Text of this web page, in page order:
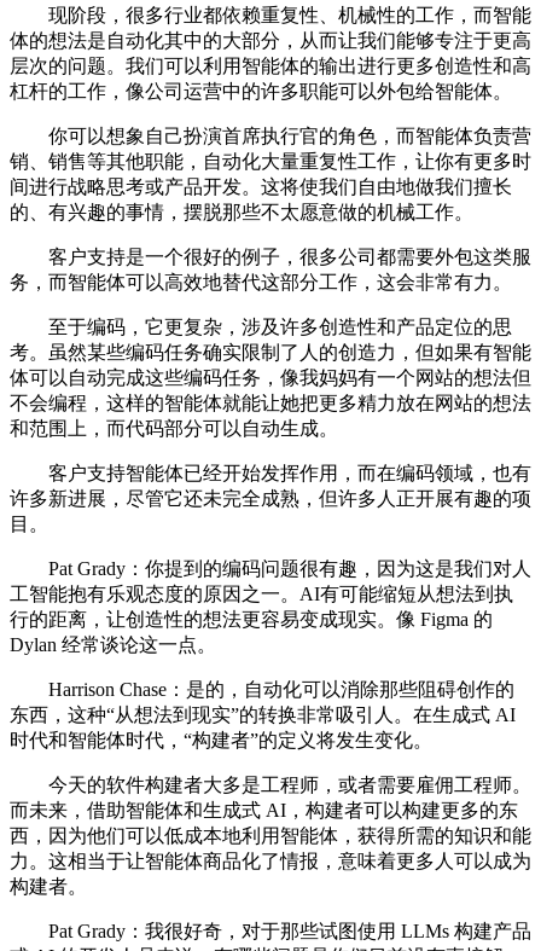
现阶段，很多行业都依赖重复性、机械性的工作，而智能
体的想法是自动化其中的大部分，从而让我们能够专注于更高
层次的问题。我们可以利用智能体的输出进行更多创造性和高
杠杆的工作，像公司运营中的许多职能可以外包给智能体。
你可以想象自己扮演首席执行官的角色，而智能体负责营
销、销售等其他职能，自动化大量重复性工作，让你有更多时
间进行战略思考或产品开发。这将使我们自由地做我们擅长
的、有兴趣的事情，摆脱那些不太愿意做的机械工作。
客户支持是一个很好的例子，很多公司都需要外包这类服
务，而智能体可以高效地替代这部分工作，这会非常有力。
至于编码，它更复杂，涉及许多创造性和产品定位的思
考。虽然某些编码任务确实限制了人的创造力，但如果有智能
体可以自动完成这些编码任务，像我妈妈有一个网站的想法但
不会编程，这样的智能体就能让她把更多精力放在网站的想法
和范围上，而代码部分可以自动生成。
客户支持智能体已经开始发挥作用，而在编码领域，也有
许多新进展，尽管它还未完全成熟，但许多人正开展有趣的项
目。
Pat Grady：你提到的编码问题很有趣，因为这是我们对人
工智能抱有乐观态度的原因之一。AI有可能缩短从想法到执
行的距离，让创造性的想法更容易变成现实。像 Figma 的
Dylan 经常谈论这一点。
Harrison Chase：是的，自动化可以消除那些阻碍创作的
东西，这种“从想法到现实”的转换非常吸引人。在生成式 AI
时代和智能体时代，“构建者”的定义将发生变化。
今天的软件构建者大多是工程师，或者需要雇佣工程师。
而未来，借助智能体和生成式 AI，构建者可以构建更多的东
西，因为他们可以低成本地利用智能体，获得所需的知识和能
力。这相当于让智能体商品化了情报，意味着更多人可以成为
构建者。
Pat Grady：我很好奇，对于那些试图使用 LLMs 构建产品